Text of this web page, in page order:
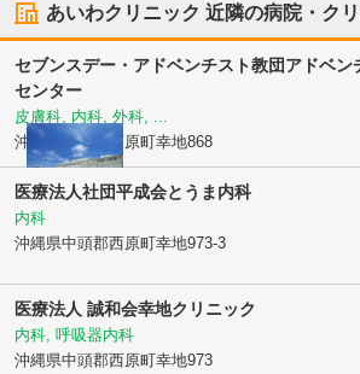
あいわクリニック 近隣の病院・ク
セブンスデー・アドベンチスト教団アドベン
センター
皮膚科, 内科, 外科, ...
沖縄県中頭郡西原町幸地868
医療法人社団平成会とうま内科
内科
沖縄県中頭郡西原町幸地973-3
医療法人 誠和会幸地クリニック
内科, 呼吸器内科
沖縄県中頭郡西原町幸地973